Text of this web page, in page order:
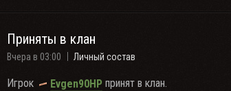
Приняты в клан
Вчера в 03:00 Личный состав
Игрок Evgen90HP принят в клан.